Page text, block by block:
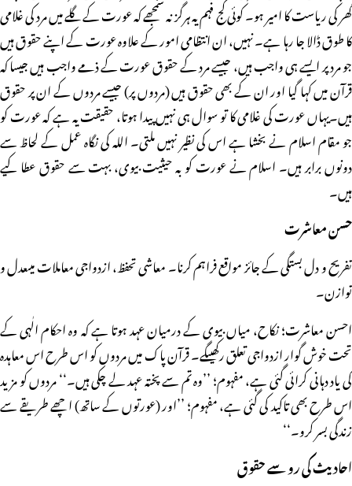
گھر کی ریاست کا امیر ہو۔ کوئی کج فہم یہ ہرگز نہ سمجھے کہ عورت کے گلے میں مرد کی غلامی
کا طوق ڈالا جا رہا ہے۔ نہیں، ان انتظامی امور کے علاوہ عورت کے اپنے حقوق ہیں
جو مرد پر ایسے ہی واجب ہیں، جیسے مرد کے حقوق عورت کے ذمے واجب ہیں جیسا کہ
قرآن میں کہا گیا اور ان کے بھی حقوق ہیں (مردوں پر) جیسے مردوں کے ان پر حقوق
ہیں۔یہاں عورت کی غلامی کا تو سوال ہی نہیں پیدا ہوتا، حقیقت یہ ہے کہ عورت کو
جو مقام اسلام نے بخشا ہے اس کی نظیر نہیں ملتی۔ اللہ کی نگاہ عمل کے لحاظ سے
دونوں برابر ہیں۔ اسلام نے عورت کو بہ حیثیت بیوی، بہت سے حقوق عطا کیے
ہیں۔
حسن معاشرت
تفریح و دل بستگی کے جائز مواقع فراہم کرنا۔ معاشی تحفظ، ازدواجی معاملات میںعدل و
توازن۔
احسن معاشرت؛ نکاح، میاں بیوی کے درمیان عہد ہوتا ہے کہ وہ احکام الٰہی کے
تحت خوش گوار ازدواجی تعلق رکھیںگے۔ قرآن پاک میں مردوں کو اس طرح اس معاہدہ
کی یاد دہانی کرائی گئی ہے، مفہوم؛ ’’وہ تم سے پختہ عہد لے چکی ہیں۔‘‘ مردوں کو مزید
اس طرح بھی تاکید کی گئی ہے، مفہوم؛ ’’اور (عورتوں کے ساتھ) اچھے طریقے سے
زندگی بسر کرو۔‘‘
احادیث کی رو سے حقوق